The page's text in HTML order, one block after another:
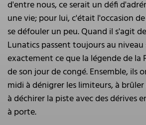
d'entre nous, ce serait un défi
une vie; pour lui, c'était l'occasion
se défouler un peu. Quand il s'agit
Lunatics passent toujours au
exactement ce que la légende de la
de son jour de congé. Ensemble, ils
midi à dénigrer les limiteurs, à
à déchirer la piste avec des dérives
à porte.